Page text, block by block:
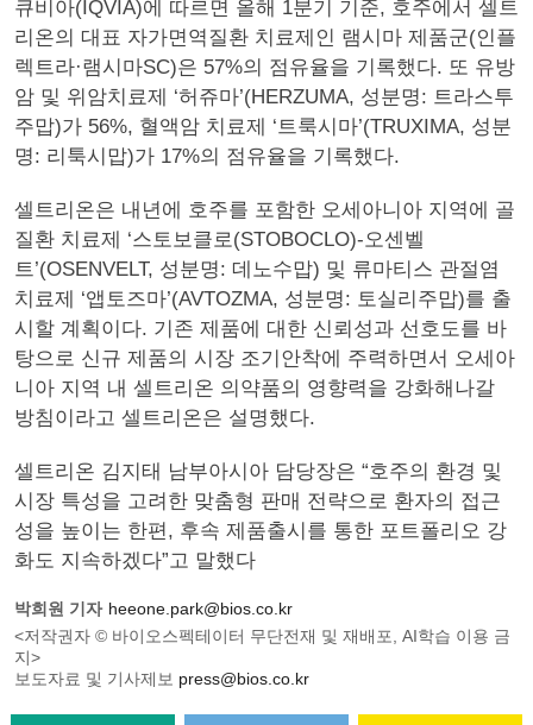
큐비아(IQVIA)에 따르면 올해 1분기 기준, 호주에서 셀트
리온의 대표 자가면역질환 치료제인 램시마 제품군(인플
렉트라·램시마SC)은 57%의 점유율을 기록했다. 또 유방
암 및 위암치료제 ‘허쥬마’(HERZUMA, 성분명: 트라스투
주맙)가 56%, 혈액암 치료제 ‘트룩시마’(TRUXIMA, 성분
명: 리툭시맙)가 17%의 점유율을 기록했다.
셀트리온은 내년에 호주를 포함한 오세아니아 지역에 골
질환 치료제 ‘스토보클로(STOBOCLO)-오센벨
트’(OSENVELT, 성분명: 데노수맙) 및 류마티스 관절염
치료제 ‘앱토즈마’(AVTOZMA, 성분명: 토실리주맙)를 출
시할 계획이다. 기존 제품에 대한 신뢰성과 선호도를 바
탕으로 신규 제품의 시장 조기안착에 주력하면서 오세아
니아 지역 내 셀트리온 의약품의 영향력을 강화해나갈
방침이라고 셀트리온은 설명했다.
셀트리온 김지태 남부아시아 담당장은 “호주의 환경 및
시장 특성을 고려한 맞춤형 판매 전략으로 환자의 접근
성을 높이는 한편, 후속 제품출시를 통한 포트폴리오 강
화도 지속하겠다”고 말했다
박희원 기자 heeone.park@bios.co.kr
<저작권자 © 바이오스펙테이터 무단전재 및 재배포, AI학습 이용 금
지>
보도자료 및 기사제보 press@bios.co.kr